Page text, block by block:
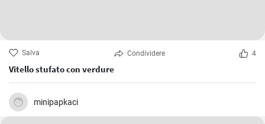
Salva Condividere 4
Vitello stufato con verdure
minipapkaci